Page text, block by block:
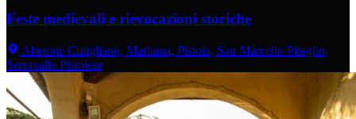
Feste medievali e rievocazioni storiche
Abetone Cutigliano, Marliana, Pistoia, San Marcello Piteglio,
Serravalle Pistoiese